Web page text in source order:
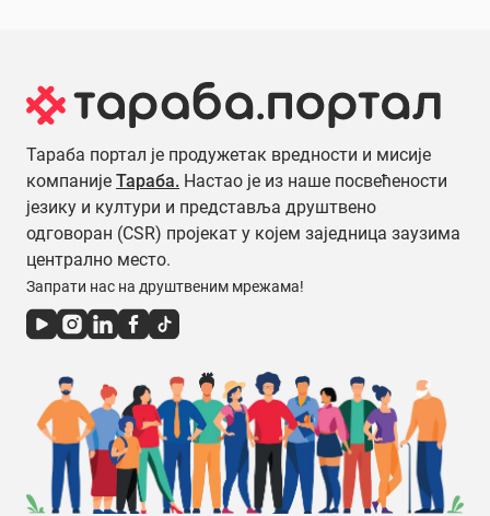
Тараба портал је продужетак вредности и мисије
компаније Тараба. Настао је из наше посвећености
језику и култури и представља друштвено
одговоран (CSR) пројекат у којем заједница заузима
централно место.
Запрати нас на друштвеним мрежама!